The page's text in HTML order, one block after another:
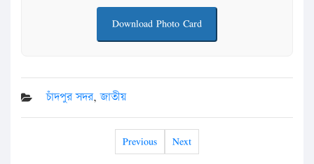
Download Photo Card
চাঁদপুর সদর,জাতীয়
Previous Next